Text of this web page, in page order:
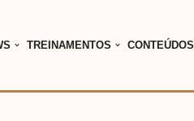
TREINAMENTOS CONTEÚDOS